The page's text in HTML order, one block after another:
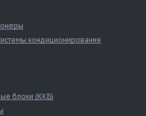
кондиционирования
блоки (ККБ)